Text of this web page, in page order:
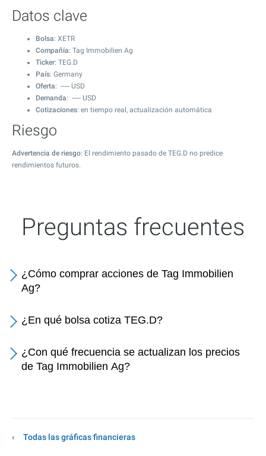
Datos clave
Bolsa: XETR
Compañía: Tag Immobilien Ag
Ticker: TEG.D
País: Germany
Oferta: ----- USD
Demanda: ----- USD
Cotizaciones: en tiempo real, actualización automática
Riesgo
Advertencia de riesgo: El rendimiento pasado de TEG.D no predice
rendimientos futuros.
Preguntas frecuentes
¿Cómo comprar acciones de Tag Immobilien
Ag?
¿En qué bolsa cotiza TEG.D?
¿Con qué frecuencia se actualizan los precios
de Tag Immobilien Ag?
Todas las gráficas financieras